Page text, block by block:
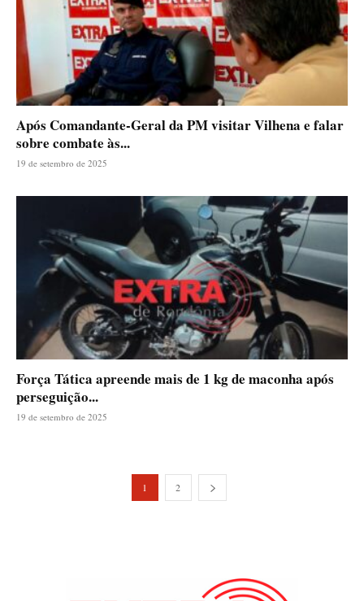
Após Comandante-Geral da PM visitar Vilhena e falar
sobre combate às...
19 de setembro de 2025
Força Tática apreende mais de 1 kg de maconha após
perseguição...
19 de setembro de 2025
1 2